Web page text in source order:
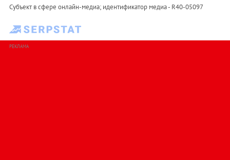
Субъект в сфере онлайн-медиа; идентификатор медиа - R40-05097
РЕКЛАМА